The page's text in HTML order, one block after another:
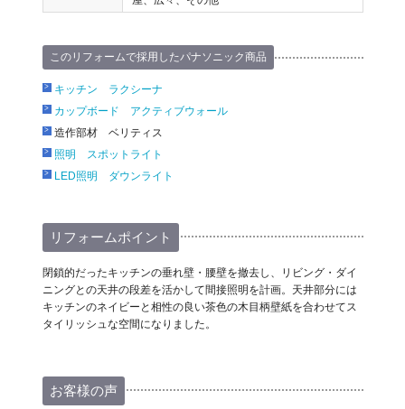
このリフォームで採用したパナソニック商品
キッチン ラクシーナ
カップボード アクティブウォール
造作部材 ベリティス
照明 スポットライト
LED照明 ダウンライト
リフォームポイント
閉鎖的だったキッチンの垂れ壁・腰壁を撤去し、リビング・ダイ
ニングとの天井の段差を活かして間接照明を計画。天井部分には
キッチンのネイビーと相性の良い茶色の木目柄壁紙を合わせてス
タイリッシュな空間になりました。
お客様の声